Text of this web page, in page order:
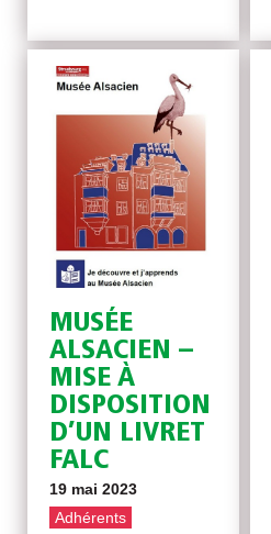
MUSÉE
ALSACIEN –
MISE À
DISPOSITION
D’UN LIVRET
FALC
19 mai 2023
Adhérents